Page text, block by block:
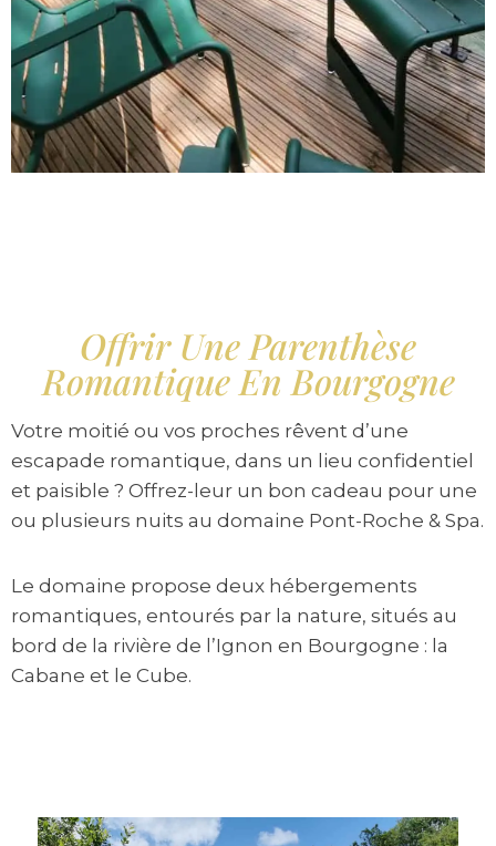
Offrir Une Parenthèse
Romantique En Bourgogne
Votre moitié ou vos proches rêvent d’une
escapade romantique, dans un lieu confidentiel
et paisible ? Offrez-leur un bon cadeau pour une
ou plusieurs nuits au domaine Pont-Roche & Spa.
Le domaine propose deux hébergements
romantiques, entourés par la nature, situés au
bord de la rivière de l’Ignon en Bourgogne : la
Cabane et le Cube.